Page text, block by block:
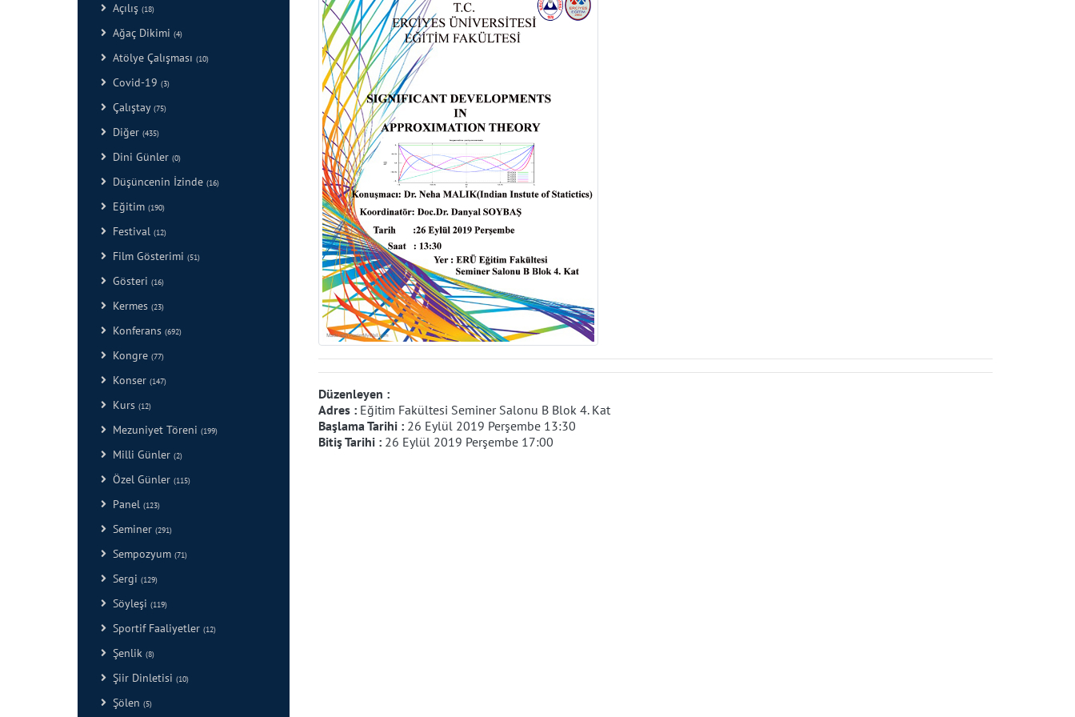
Açılış (18)
Ağaç Dikimi (4)
Atölye Çalışması (10)
Covid-19 (3)
Çalıştay (75)
Diğer (435)
Dini Günler (0)
Düşüncenin İzinde (16)
Eğitim (190)
Festival (12)
Film Gösterimi (51)
Gösteri (16)
Kermes (23)
Konferans (692)
Kongre (77)
Konser (147)
Kurs (12)
Mezuniyet Töreni (199)
Milli Günler (2)
Özel Günler (115)
Panel (123)
Seminer (291)
Sempozyum (71)
Sergi (129)
Söyleşi (119)
Sportif Faaliyetler (12)
Şenlik (8)
Şiir Dinletisi (10)
Şölen (5)
Düzenleyen :
Adres : Eğitim Fakültesi Seminer Salonu B Blok 4. Kat
Başlama Tarihi : 26 Eylül 2019 Perşembe 13:30
Bitiş Tarihi : 26 Eylül 2019 Perşembe 17:00